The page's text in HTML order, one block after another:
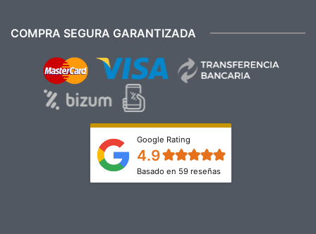
COMPRA SEGURA GARANTIZADA
Google Rating
4.9
Basado en 59 reseñas